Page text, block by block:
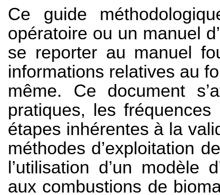
Ce guide
opératoire ou un manuel
se reporter au manuel
informations relatives au
même. Ce document
pratiques, les
étapes inhérentes à la
méthodes d’exploitation
l’utilisation d’un modèle
aux combustions de